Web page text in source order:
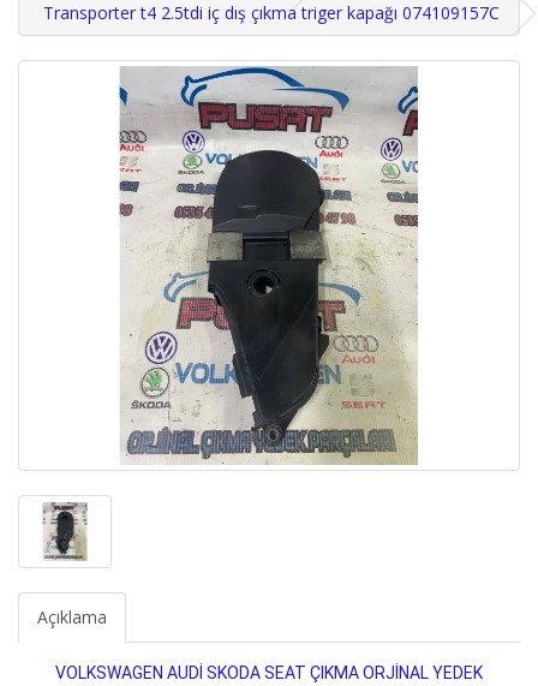
Transporter t4 2.5tdi iç dış çıkma triger kapağı 074109157C
Açıklama
VOLKSWAGEN AUDİ SKODA SEAT ÇIKMA ORJİNAL YEDEK